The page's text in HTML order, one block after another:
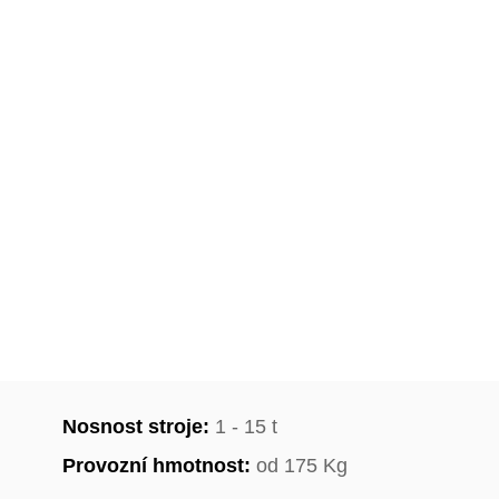
Nosnost stroje: 1 - 15 t
Provozní hmotnost: od 175 Kg